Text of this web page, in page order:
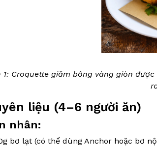
1: Croquette giăm bông vàng giòn
liệu (4–6 người ăn)
nhân:
bơ lạt (có thể dùng Anchor hoặc bơ